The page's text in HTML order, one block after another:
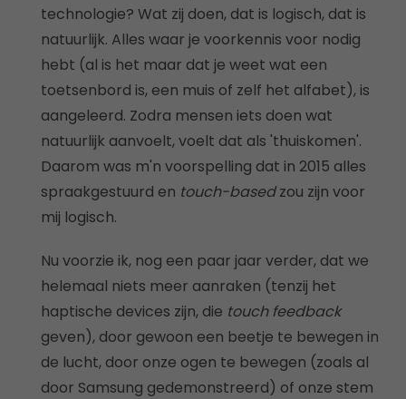
technologie? Wat zij doen, dat is logisch, dat is
natuurlijk. Alles waar je voorkennis voor nodig
hebt (al is het maar dat je weet wat een
toetsenbord is, een muis of zelf het alfabet), is
aangeleerd. Zodra mensen iets doen wat
natuurlijk aanvoelt, voelt dat als 'thuiskomen'.
Daarom was m'n voorspelling dat in 2015 alles
spraakgestuurd en touch-basedzou zijn voor
mij logisch.
Nu voorzie ik, nog een paar jaar verder, dat we
helemaal niets meer aanraken (tenzij het
haptische devices zijn, die touch feedback
geven), door gewoon een beetje te bewegen in
de lucht, door onze ogen te bewegen (zoals al
door Samsung gedemonstreerd) of onze stem